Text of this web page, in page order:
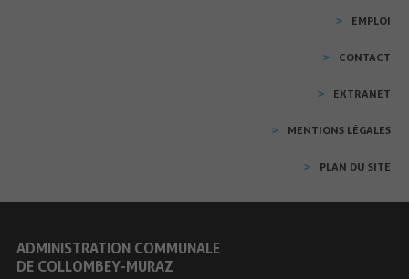
EMPLOI
CONTACT
EXTRANET
MENTIONS LÉGALES
PLAN DU SITE
ADMINISTRATION COMMUNALE
DE COLLOMBEY-MURAZ